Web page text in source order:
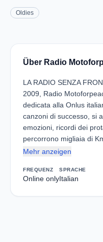
Oldies
Über Radio
LA RADIO SENZA
2009, Radio
dedicata alla Onlus
canzoni di successo, si
emozioni, ricordi dei
percorrono migliaia di
Mehr anzeigen
FREQUENZ
Online only
SPRACHE
Italian